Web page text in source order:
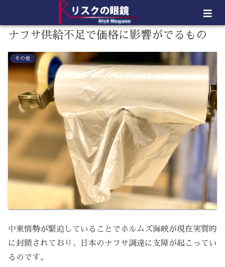
ナフサ供給不足で価格に影響がでるもの
その他
中東情勢が緊迫していることでホルムズ海峡が現在実質的
に封鎖されており、日本のナフサ調達に支障が起こってい
るのです。